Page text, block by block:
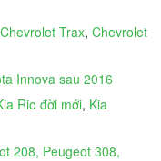
Chevrolet Trax, Chevrolet
Innova sau 2016
Rio đời mới, Kia
208, Peugeot 308,